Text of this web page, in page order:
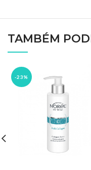
TAMBÉM
-23%